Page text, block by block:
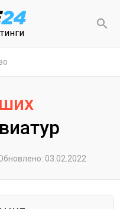
03.02.2022